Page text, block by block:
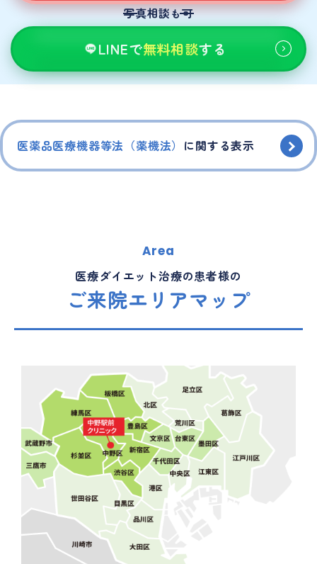
写真相談も可
LINEで無料相談する
医薬品医療機器等法（薬機法） に関する表示
Area
医療ダイエット治療の患者様の
ご来院エリアマップ